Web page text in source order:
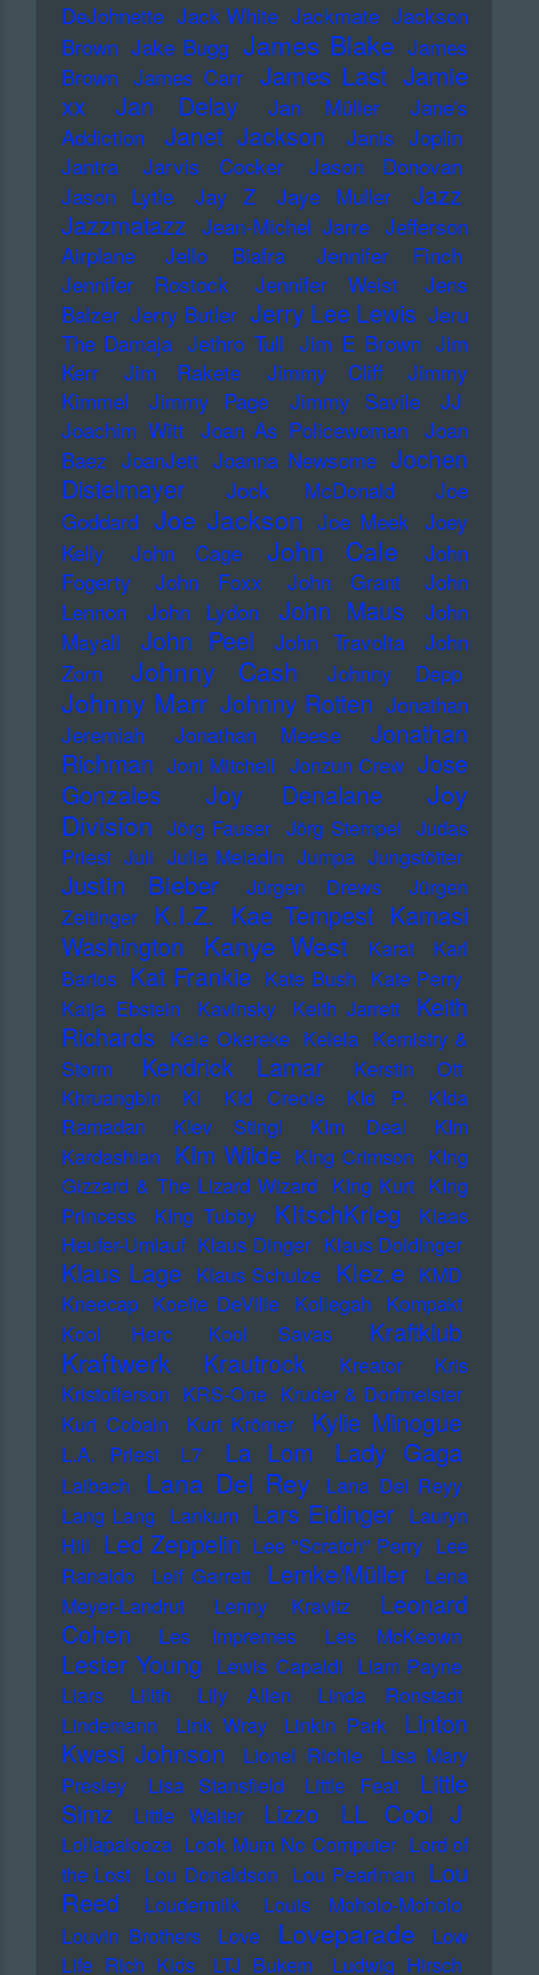
DeJohnette Jack White Jackmate Jackson
Brown Jake Bugg James Blake James
Brown James Carr James Last Jamie
xx
Jan Delay Jan Müller
Jane's
Addiction
Janet Jackson
Janis Joplin
Jantra
Jarvis Cocker
Jason Donovan
Jason Lytle
Jay Z Jaye Muller
Jazz
Jazzmatazz Jean-Michel Jarre Jefferson
Airplane
Jello Biafra
Jennifer Finch
Jennifer Rostock
Jennifer Weist
Jens
Balzer Jerry Butler Jerry Lee Lewis Jeru
The Damaja Jethro Tull Jim E Brown Jim
Kerr
Jim Rakete Jimmy Cliff
Jimmy
Kimmel
Jimmy Page Jimmy Savile
JJ
Joachim Witt Joan As Policewoman Joan
Baez JoanJett Joanna Newsome Jochen
Distelmayer
Jock McDonald
Joe
Goddard Joe Jackson Joe Meek Joey
Kelly
John Cage John Cale
John
Fogerty
John Foxx John Grant
John
Lennon
John Lydon John Maus
John
Mayall
John Peel John Travolta
John
Zorn
Johnny Cash Johnny Depp
Johnny Marr Johnny Rotten Jonathan
Jeremiah
Jonathan Meese
Jonathan
Richman Joni Mitchell Jonzun Crew Jose
Gonzales
Joy Denalane
Joy
Division Jörg Fauser Jörg Stempel Judas
Priest Juli Julia Meladin Jumpa Jungstötter
Justin Bieber Jürgen Drews
Jürgen
Zeltinger
K.I.Z. Kae Tempest Kamasi
Washington
Kanye West Karat
Karl
Bartos Kat Frankie Kate Bush Kate Perry
Katja Ebstein
Kavinsky Keith Jarrett
Keith
Richards Kele Okereke Kelela Kemistry &
Storm
Kendrick Lamar
Kerstin Ott
Khruangbin
KI KId Creole KId P.
KIda
Ramadan
KIev Stingl KIm Deal
KIm
Kardashian KIm Wilde KIng Crimson KIng
Gizzard & The Lizard Wizard KIng Kurt KIng
Princess
KIng Tubby KItschKrieg
Klaas
Heufer-Umlauf Klaus Dinger Klaus Doldinger
Klaus Lage Klaus Schulze Klez.e KMD
Kneecap Koefte DeVille Kollegah Kompakt
Kool Herc
Kool Savas Kraftklub
Kraftwerk Krautrock Kreator
Kris
Kristofferson KRS-One Kruder & Dorfmeister
Kurt Cobain
Kurt Krömer Kylie Minogue
L.A. Priest L7 La Lom Lady Gaga
Laibach Lana Del Rey
Lana Del Reyy
Lang Lang Lankum Lars Eidinger Lauryn
Hill Led Zeppelin Lee "Scratch" Perry Lee
Ranaldo
Leif Garrett Lemke/Müller
Lena
Meyer-Landrut
Lenny Kravitz
Leonard
Cohen
Les Impremes Les McKeown
Lester Young Lewis Capaldi Liam Payne
Liars
Lilith Lily Allen
Linda Ronstadt
Lindemann
Link Wray Linkin Park
Linton
Kwesi Johnson
Lionel Richie
Lisa Mary
Presley
Lisa Stansfield Little Feat
Little
Simz
Little Walter Lizzo LL Cool J
Lollapalooza Look Mum No Computer Lord of
the Lost Lou Donaldson Lou Pearlman Lou
Reed
Loudermilk
Louis Moholo-Moholo
Louvin Brothers
Love Loveparade
Low
Life Rich Kids
LTJ Bukem Ludwig Hirsch